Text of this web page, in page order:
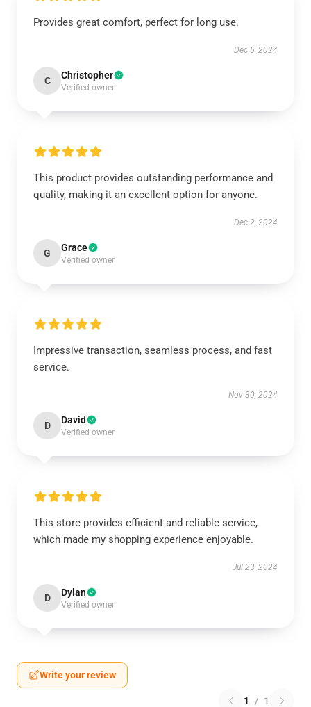
Provides great comfort, perfect for long use.
Dec 5, 2024
C Christopher
Verified owner
This product provides outstanding performance and
quality, making it an excellent option for anyone.
Dec 2, 2024
G Grace
Verified owner
Impressive transaction, seamless process, and fast
service.
Nov 30, 2024
D David
Verified owner
This store provides efficient and reliable service,
which made my shopping experience enjoyable.
Jul 23, 2024
D Dylan
Verified owner
Write your review
1 / 1